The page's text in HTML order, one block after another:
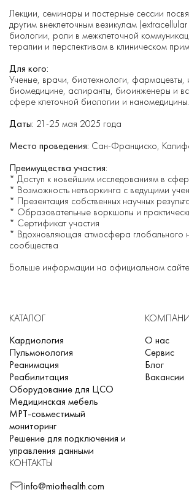
Лекции, семинары и постерные сессии
другим внеклеточным везикулам (extracellular
биологии, роли в межклеточной
терапии и перспективам в клиническом
Для кого:
Ученые, врачи, биотехнологи, фармацевты,
биомедицине, аспиранты, биоинженеры и
сфере клеточной биологии и наномедицины.
Даты: 21-25 мая 2025 года
Место проведения: Сан-Франциско,
Преимущества участия:
* Доступ к новейшим исследованиям в
* Возможность нетворкинга с ведущими
* Презентация собственных научных
* Образовательные воркшопы и
* Сертификат участия
* Вдохновляющая атмосфера глобального
сообщества
Больше информации на официальном сайте
КАТАЛОГ
Кардиология
Пульмонология
Реанимация
Реабилитация
Оборудование для ЦСО
Медицинская мебель
МРТ-совместимый
мониторинг
Решение для подключения и
управления данными
О нас
Сервис
Блог
Вакансии
КОНТАКТЫ
info@miothealth.com